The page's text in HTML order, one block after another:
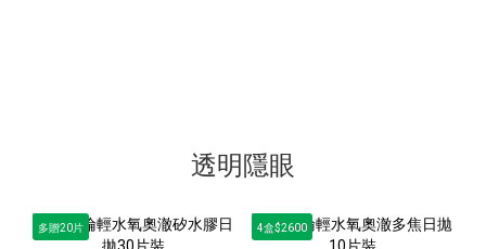
透明隱眼
多贈20片 4盒$2600